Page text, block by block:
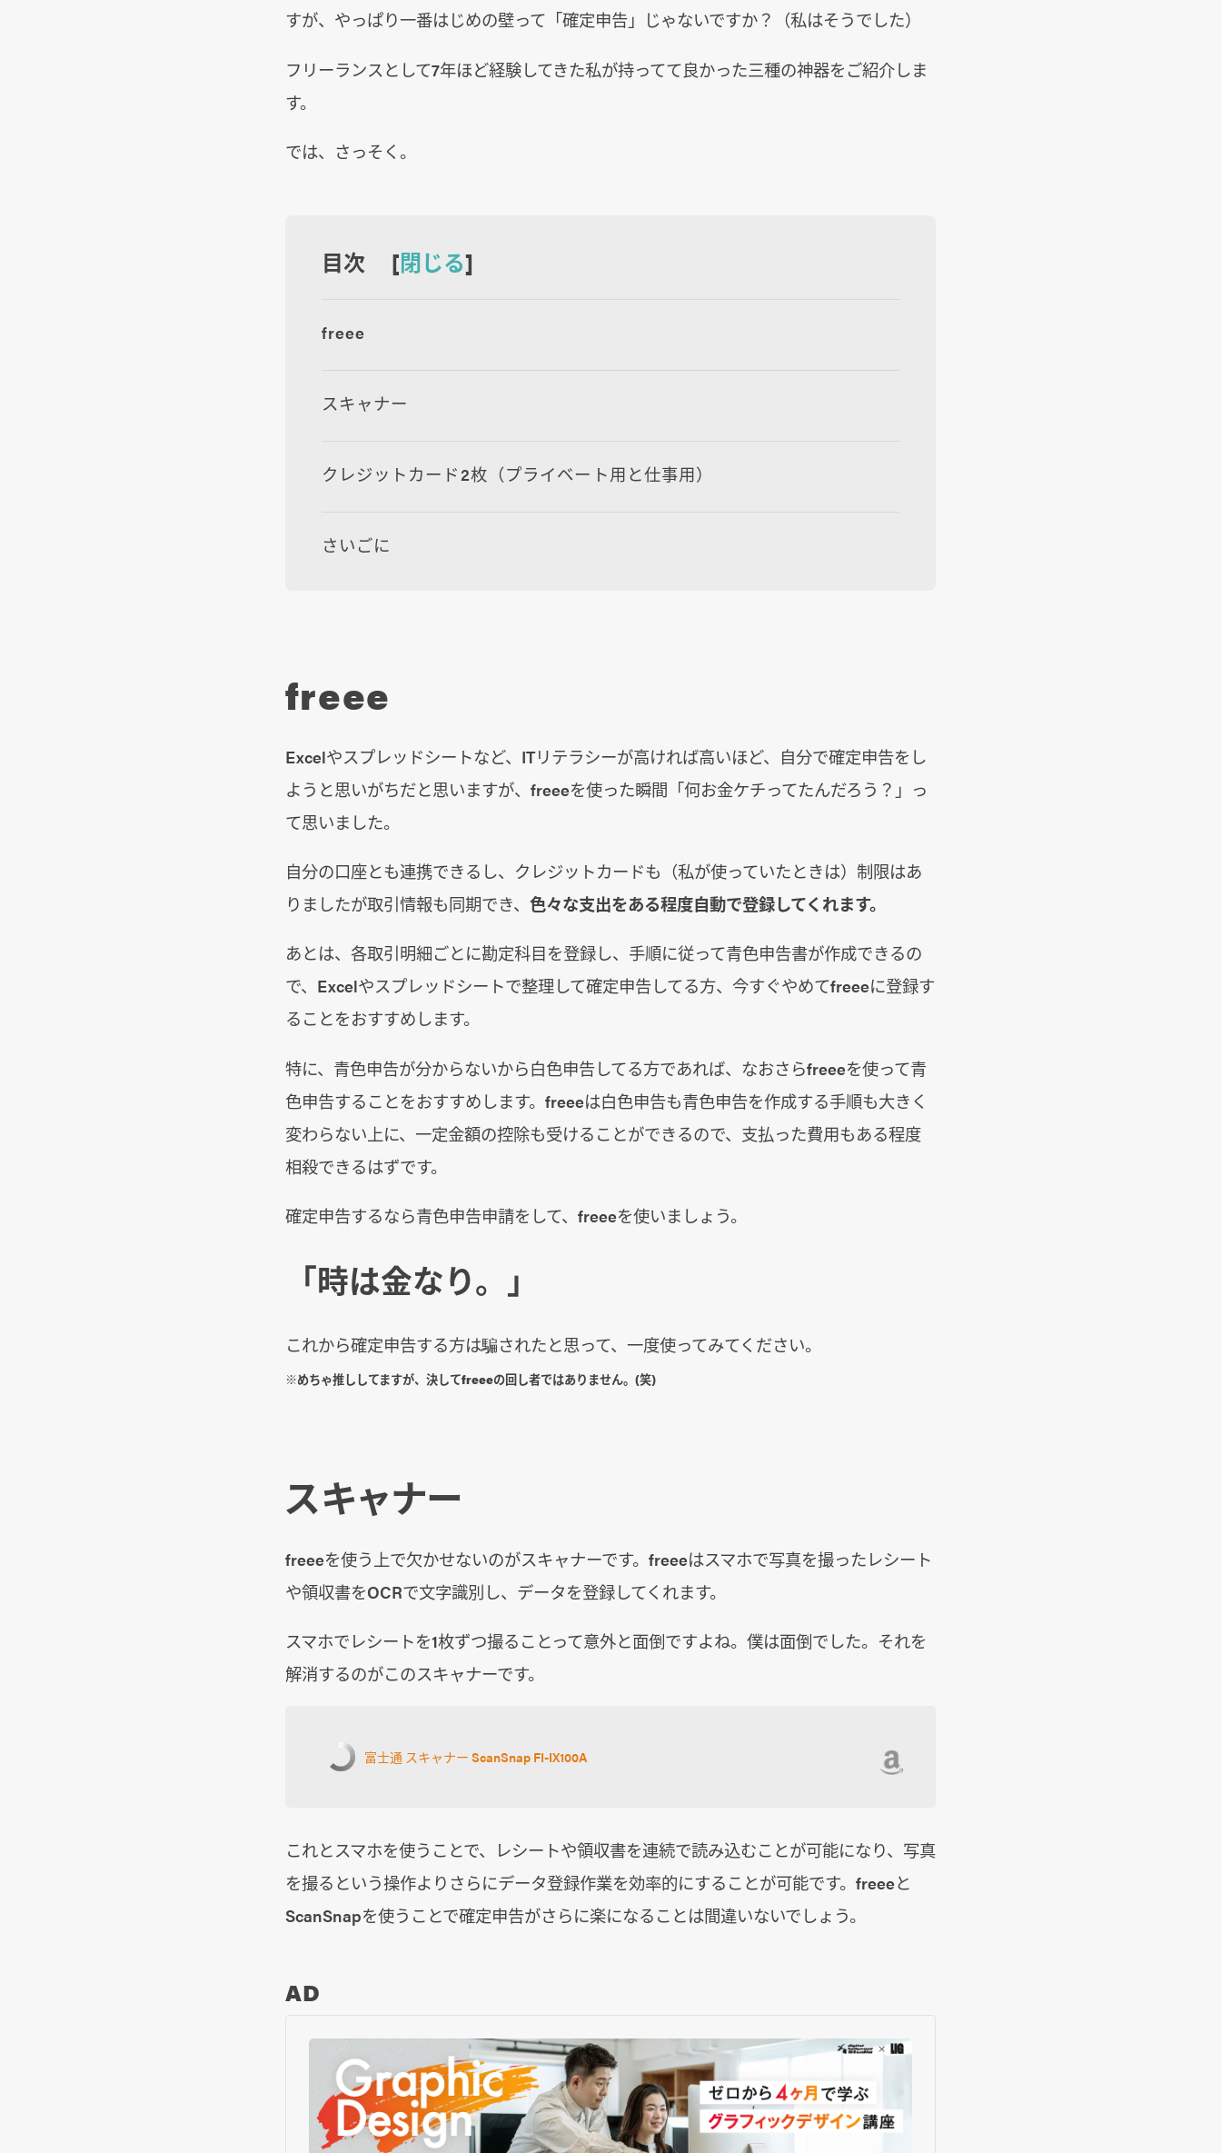
すが、やっぱり一番はじめの壁って「確定申告」じゃないですか？（私はそうでした）
フリーランスとして7年ほど経験してきた私が持ってて良かった三種の神器をご紹介しま
す。
では、さっそく。
目次 [閉じる]
freee
スキャナー
クレジットカード2枚（プライベート用と仕事用）
さいごに
freee
Excelやスプレッドシートなど、ITリテラシーが高ければ高いほど、自分で確定申告をし
ようと思いがちだと思いますが、freeeを使った瞬間「何お金ケチってたんだろう？」っ
て思いました。
自分の口座とも連携できるし、クレジットカードも（私が使っていたときは）制限はあ
りましたが取引情報も同期でき、 色々な支出をある程度自動で登録してくれます。
あとは、各取引明細ごとに勘定科目を登録し、手順に従って青色申告書が作成できるの
で、Excelやスプレッドシートで整理して確定申告してる方、今すぐやめてfreeeに登録す
ることをおすすめします。
特に、青色申告が分からないから白色申告してる方であれば、なおさらfreeeを使って青
色申告することをおすすめします。freeeは白色申告も青色申告を作成する手順も大きく
変わらない上に、一定金額の控除も受けることができるので、支払った費用もある程度
相殺できるはずです。
確定申告するなら青色申告申請をして、freeeを使いましょう。
「時は金なり。」
これから確定申告する方は騙されたと思って、一度使ってみてください。
※めちゃ推ししてますが、決してfreeeの回し者ではありません。(笑)
スキャナー
freeeを使う上で欠かせないのがスキャナーです。freeeはスマホで写真を撮ったレシート
や領収書をOCRで文字識別し、データを登録してくれます。
スマホでレシートを1枚ずつ撮ることって意外と面倒ですよね。僕は面倒でした。それを
解消するのがこのスキャナーです。
富士通 スキャナー ScanSnap FI-IX100A
これとスマホを使うことで、レシートや領収書を連続で読み込むことが可能になり、写真
を撮るという操作よりさらにデータ登録作業を効率的にすることが可能です。freeeと
ScanSnapを使うことで確定申告がさらに楽になることは間違いないでしょう。
AD